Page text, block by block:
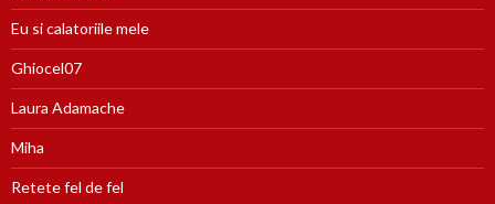
Eu si calatoriile mele
Ghiocel07
Laura Adamache
Miha
Retete fel de fel